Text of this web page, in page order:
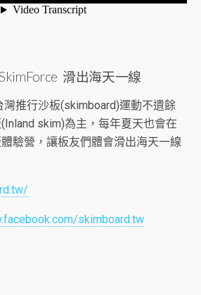
滑出海天一線
推行沙板(skimboard)運動不遺餘
skim)為主，每年夏天也會在
驗營，讓板友們體會滑出海天一線
skimboard.tw